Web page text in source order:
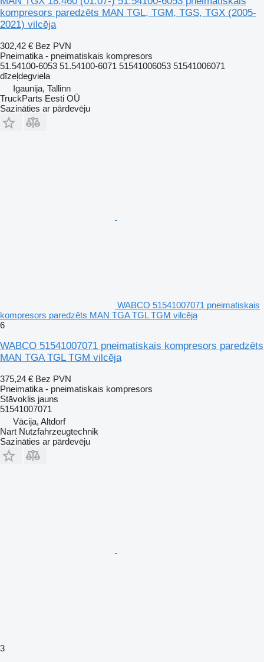
kompresors paredzēts MAN TGL, TGM, TGS, TGX (2005-
2021) vilcēja
302,42 € Bez PVN
Pneimatika - pneimatiskais kompresors
51.54100-6053 51.54100-6071 51541006053 51541006071
dīzeļdegviela
Igaunija, Tallinn
TruckParts Eesti OÜ
Sazināties ar pārdevēju
WABCO 51541007071 pneimatiskais
kompresors paredzēts MAN TGA TGL TGM vilcēja
6
WABCO 51541007071 pneimatiskais kompresors paredzēts
MAN TGA TGL TGM vilcēja
375,24 € Bez PVN
Pneimatika - pneimatiskais kompresors
Stāvoklis jauns
51541007071
Vācija, Altdorf
Nart Nutzfahrzeugtechnik
Sazināties ar pārdevēju
3